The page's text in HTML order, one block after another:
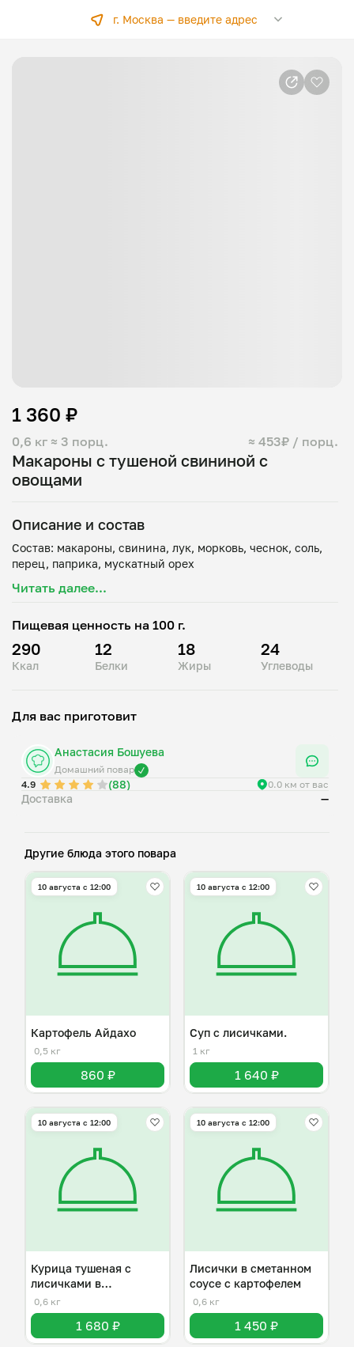
г. Москва —введите адрес
Макароны с тушеной свининой с
овощами
0,6 кг ≈ 3 порц. ≈ 453₽ / порц.
1 360 ₽
Описание и состав
Состав: макароны, свинина, лук, морковь, чеснок, соль,
Читать далее...
Пищевая ценность на 100 г.
290
Ккал
12
Белки
18
Жиры
24
Углеводы
Для вас приготовит
Анастасия Бошуева
Домашний повар
4.9
(88) 0.0 км от вас
Доставка —
Другие блюда этого повара
10 августа с 12:00
Картофель Айдахо
0,5 кг
860 ₽
10 августа с 12:00
Суп с лисичками.
1 кг
1 640 ₽
10 августа с 12:00
Курица тушеная с
лисичками в
сметанном соусе
0,6 кг
1 680 ₽
10 августа с 12:00
Лисички в сметанном
соусе с картофелем
0,6 кг
1 450 ₽